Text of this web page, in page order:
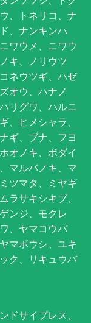
、トネリコ、ナ
、ナンキンハ
ワウメ、ニワウ
キ、ノリウツ
ネウツギ、ハゼ
オウ、ハナノ
リグワ、ハルニ
、ヒメシャラ、
ギ、ブナ、フヨ
オノキ、ボダイ
マルバノキ、マ
ツマタ、ミヤギ
ラサキシキブ、
ンジ、モクレ
、ヤマコウバ
マボウシ、ユキ
ク、リキュウバ
ドサイプレス、